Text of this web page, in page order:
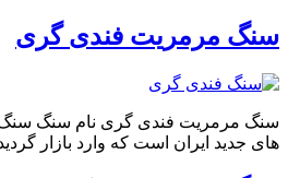
سنگ مرمریت فندی گری
سنگ مرمریت فندی گری نام سنگ سنگ
های جدید ایران است که وارد بازار